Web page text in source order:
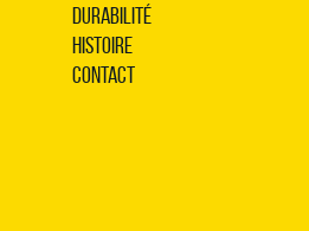
Durabilité
Histoire
Contact